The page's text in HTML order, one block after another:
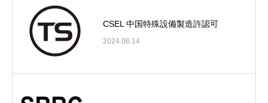
CSEL 中国特殊設備製造許認可
2024.06.14